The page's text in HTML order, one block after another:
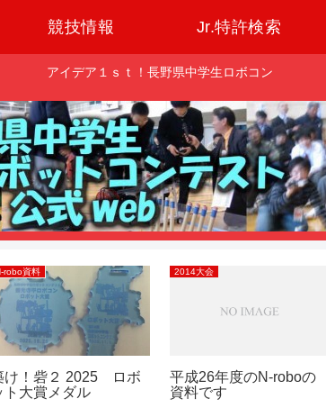
アイデア１ｓｔ！長野県中学生ロボコン
競技情報 Jr.特許検索
robo資料
け！砦２ 2025 ロボ
ト大賞メダル
2014大会
平成26年度のN-roboの
資料です